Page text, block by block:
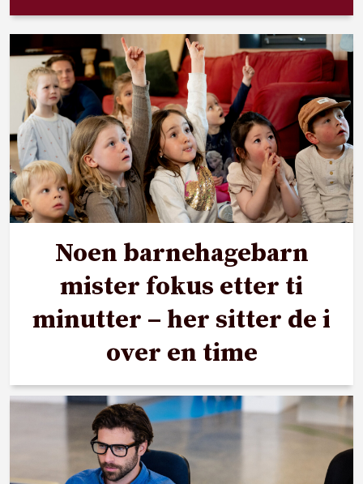
Noen barnehagebarn
mister fokus etter ti
minutter – her sitter de i
over en time